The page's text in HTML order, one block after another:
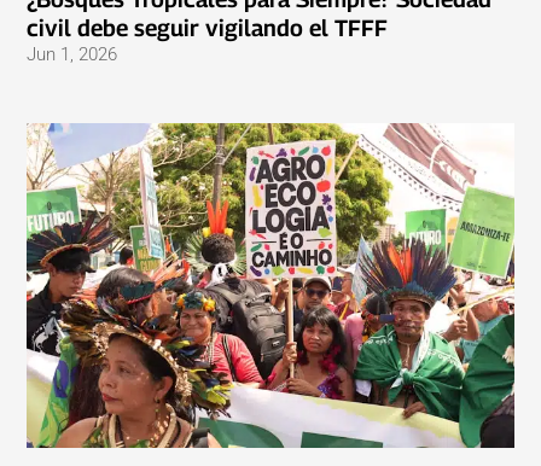
civil debe seguir vigilando el TFFF
Jun 1, 2026